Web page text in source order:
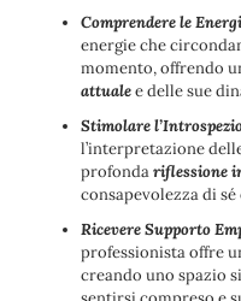
Comprendere le
energie che
momento, offrendo
attualee delle sue
Stimolare
l’interpretazione
profondariflessione
consapevolezza di
Ricevere Supporto
professionista offre
creando uno spazio